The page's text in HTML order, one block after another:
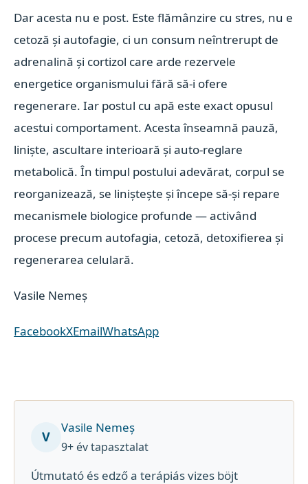
Dar acesta nu e post. Este flămânzire cu stres, nu e
cetoză și autofagie, ci un consum neîntrerupt de
adrenalină și cortizol care arde rezervele
energetice organismului fără să-i ofere
regenerare. Iar postul cu apă este exact opusul
acestui comportament. Acesta înseamnă pauză,
liniște, ascultare interioară și auto-reglare
metabolică. În timpul postului adevărat, corpul se
reorganizează, se liniștește și începe să-și repare
mecanismele biologice profunde — activând
procese precum autofagia, cetoză, detoxifierea și
regenerarea celulară.
Vasile Nemeș
FacebookXEmailWhatsApp
V
Vasile Nemeș
9+ év tapasztalat
Útmutató és edző a terápiás vizes böjt